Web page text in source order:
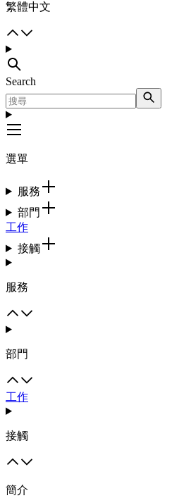
繁體中文
Search
選單
服務
部門
工作
接觸
服務
部門
工作
接觸
簡介